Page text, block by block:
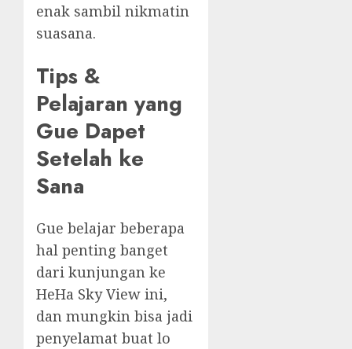
enak sambil nikmatin
suasana.
Tips &
Pelajaran yang
Gue Dapet
Setelah ke
Sana
Gue belajar beberapa
hal penting banget
dari kunjungan ke
HeHa Sky View ini,
dan mungkin bisa jadi
penyelamat buat lo